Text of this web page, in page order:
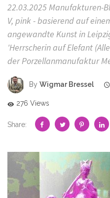
22.03.2025 Manufakturen-
V, pink - basierend auf
angewandte Kunst in
'Herrscherin auf Elefant
der Porzellanmanufaktur
By Wigmar Bressel
276 Views
Share: